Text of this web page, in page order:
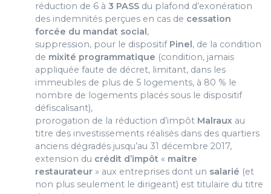
réduction de 6 à3 PASS du plafond d’exonération
des indemnités perçues en cas de cessation
forcée du mandat social,
suppression, pour le dispositif Pinel, de la condition
de mixité programmatique (condition, jamais
appliquée faute de décret, limitant, dans les
immeubles de plus de 5 logements, à 80 % le
nombre de logements placés sous le dispositif
défiscalisant),
prorogation de la réduction d’impôt Malraux au
titre des investissements réalisés dans des quartiers
anciens dégradés jusqu’au 31 décembre 2017,
extension du crédit d’impôt « maitre
restaurateur » aux entreprises dont un salarié (et
non plus seulement le dirigeant) est titulaire du titre